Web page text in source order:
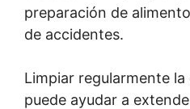
preparación de
de accidentes.
Limpiar regularmente
puede ayudar a